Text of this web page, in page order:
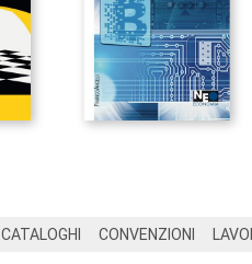
CATALOGHI CONVENZIONI